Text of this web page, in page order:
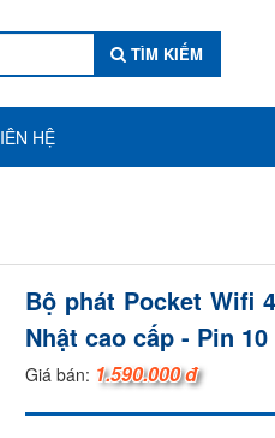
TÌM KIẾM
HỆ
Bộ phát Pocket Wifi
Nhật cao cấp - Pin
Giá bán: 1.590.000 đ